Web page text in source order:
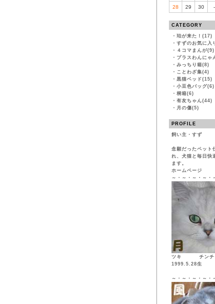
28
29 30 -
CATEGORY
・ 珀が来た！(17)
・ すずのお気に入
・ ４コマまんが(9)
・ プラスわんにゃ
・ みっちり箱(8)
・ ことわざ集(4)
・ 黒猫ベッド(15)
・ 小豆色バッグ(6)
・ 桐箱(6)
・ 有友ちゃん(44)
・ 月の傷(5)
PROFILE
飼い主・すず
念願だったペット
れ、犬猫と毎日快
ます。
ホームページ
～・～・～・～・
ツキ チ
1999.5.28生
～・～・～・～・